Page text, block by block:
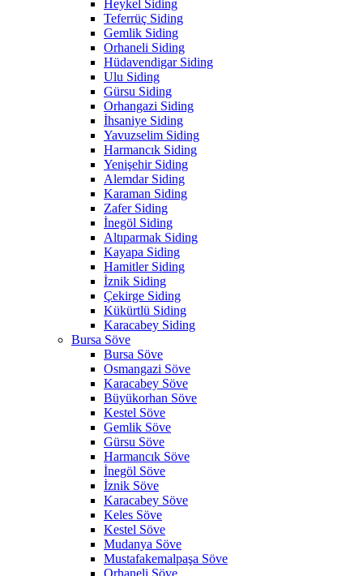
Heykel Siding
Teferrüç Siding
Gemlik Siding
Orhaneli Siding
Hüdavendigar Siding
Ulu Siding
Gürsu Siding
Orhangazi Siding
İhsaniye Siding
Yavuzselim Siding
Harmancık Siding
Yenişehir Siding
Alemdar Siding
Karaman Siding
Zafer Siding
İnegöl Siding
Altıparmak Siding
Kayapa Siding
Hamitler Siding
İznik Siding
Çekirge Siding
Kükürtlü Siding
Karacabey Siding
Bursa Söve
Bursa Söve
Osmangazi Söve
Karacabey Söve
Büyükorhan Söve
Kestel Söve
Gemlik Söve
Gürsu Söve
Harmancık Söve
İnegöl Söve
İznik Söve
Karacabey Söve
Keles Söve
Kestel Söve
Mudanya Söve
Mustafakemalpaşa Söve